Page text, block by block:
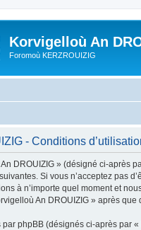
Korvigelloù An
Foromoù KERZROUIZIG
- Conditions
DROUIZIG » (désigné ci-après
Si vous n’acceptez pas
à n’importe quel moment et
An DROUIZIG » après
phpBB (désignés ci-après par